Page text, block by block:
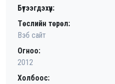
Бүтээгдэхүүн:
Төслийн төрөл:
Вэб сайт
Огноо:
2012
Холбоос: